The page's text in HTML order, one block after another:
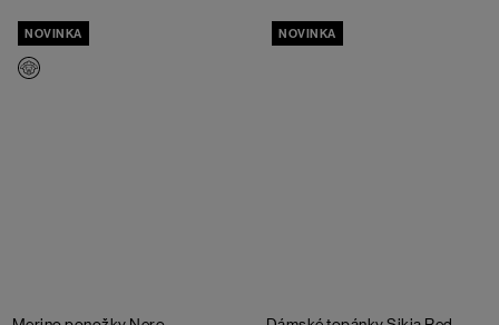
NOVINKA NOVINKA